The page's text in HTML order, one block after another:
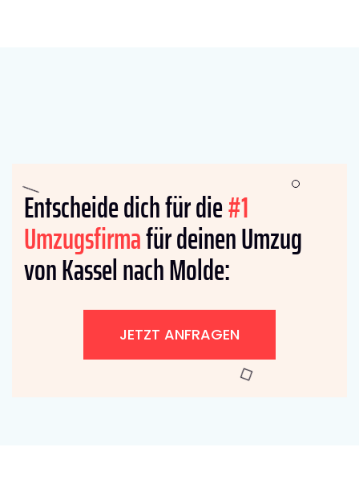
Entscheide dich für die#1
Umzugsfirmafür deinen Umzug
von Kassel nach Molde:
JETZT ANFRAGEN